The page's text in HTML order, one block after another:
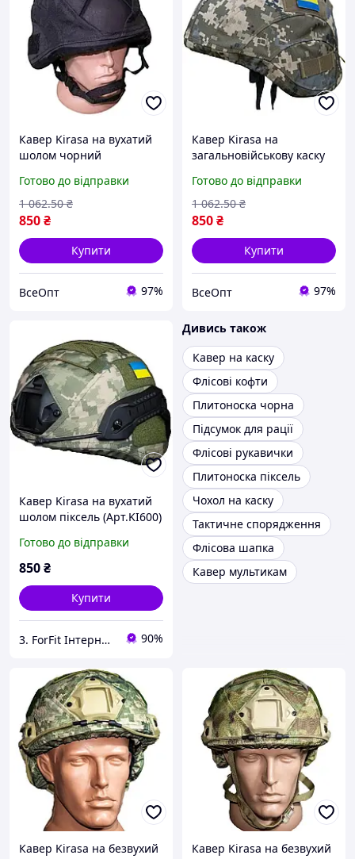
Кавер Kirasa на вухатий
шолом чорний
Cordura 1000d, розмір L
Готово до відправки
850₴
1 062.50 ₴
Купити
ВсеОпт 97%
Кавер Kirasa на
загальновійськову каску
матеріал: Cordura 1000d,
розмір: L-XL
Готово до відправки
850₴
1 062.50 ₴
Купити
ВсеОпт 97%
Кавер Kirasa на вухатий
шолом піксель (Арт.KI600)
стропи забеспечують
максимальне прилягання
Готово до відправки
850₴
Купити
3. ForFit Інтернет-магазин спортивних товарів 90%
Дивись також
Кавер на каску
Флісові кофти
Плитоноска чорна
Підсумок для рації
Флісові рукавички
Плитоноска піксель
Чохол на каску
Тактичне спорядження
Флісова шапка
Кавер мультикам
Кавер Kirasa на безвухий
Кавер Kirasa на безвухий